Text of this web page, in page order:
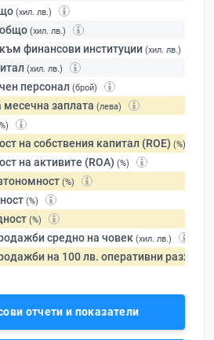
(хил. лв.)
(хил. лв.)
финансови институции (хил. лв.)
(хил. лв.)
персонал (брой)
месечна заплата (лева)
на собствения капитал (ROE) (%)
на активите (ROA) (%)
(%)
(%)
(%)
средно на човек (хил. лв.)
на 100 лв. оперативни разходи
отчети и показатели